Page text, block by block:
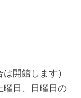
開館します）
曜日、日曜日の